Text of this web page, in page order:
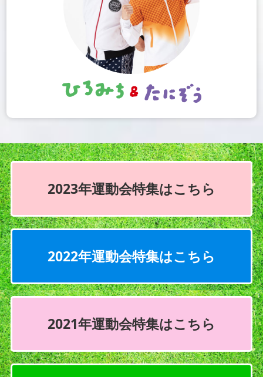
2023年運動会特集はこちら
2022年運動会特集はこちら
2021年運動会特集はこちら